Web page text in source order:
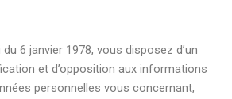
6 janvier 1978, vous disposez d’un
et d’opposition aux informations
personnelles vous concernant,